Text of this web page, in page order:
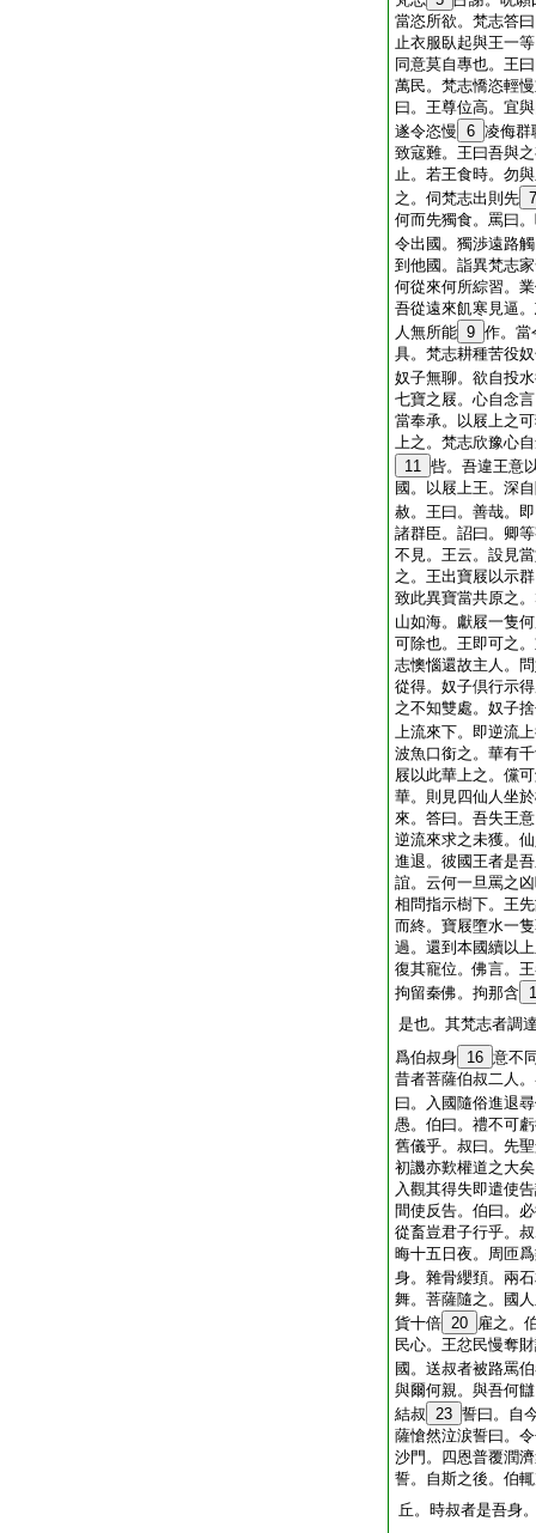
當恣所欲。梵志答
止衣服臥起與王一
同意莫自專也。王
萬民。梵志憍恣輕
曰。王尊位高。宜
遂令恣慢 6 凌侮群
致寇難。王曰吾與
止。若王食時。勿
之。伺梵志出則先 7
何而先獨食。罵曰
令出國。獨渉遠路
到他國。詣異梵志
何從來何所綜習。
吾從遠來飢寒見逼
人無所能 9 作。當
具。梵志耕種苦役
奴子無聊。欲自投
七寶之屐。心自念
當奉承。以屐上之
上之。梵志欣豫心
11 呰。吾違王意
國。以屐上王。深
赦。王曰。善哉。
諸群臣。詔曰。卿
不見。王云。設見
之。王出寶屐以示
致此異寶當共原之
山如海。獻屐一隻
可除也。王即可之
志懊惱還故主人。
從得。奴子倶行示
之不知雙處。奴子
上流來下。即逆流
波魚口銜之。華有
屐以此華上之。儻
華。則見四仙人坐
來。答曰。吾失王
逆流來求之未獲。
進退。彼國王者是
誼。云何一旦罵之
相問指示樹下。王
而終。寶屐墮水一
過。還到本國續以
復其寵位。佛言。
拘留秦佛。拘那含
是也。其梵志者調
爲伯叔身 16 意不
昔者菩薩伯叔二人
曰。入國隨俗進退
愚。伯曰。禮不可
舊儀乎。叔曰。先
初譏亦歎權道之大
入觀其得失即遣使
間使反告。伯曰。
從畜豈君子行乎。
晦十五日夜。周匝
身。雜骨纓頚。兩
舞。菩薩隨之。國
貨十倍 20 雇之。
民心。王忿民慢奪
國。送叔者被路罵
與爾何親。與吾何
結叔 23 誓曰。自
薩愴然泣涙誓曰。
沙門。四恩普覆潤
誓。自斯之後。伯
丘。時叔者是吾身